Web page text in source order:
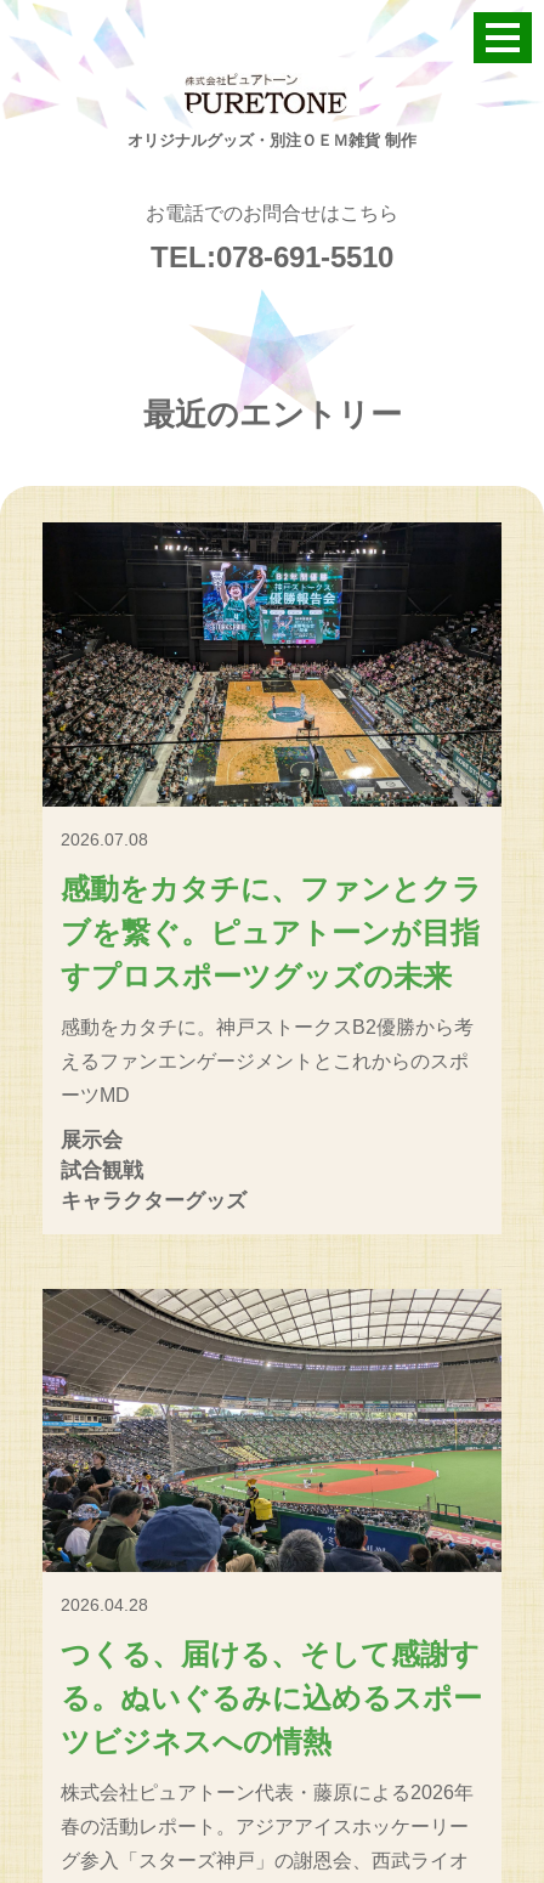
オリジナルグッズ・別注ＯＥＭ雑貨 制作
お電話でのお問合せはこちら
TEL:078-691-5510
最近のエントリー
感動をカタチに、ファンとクラ
ブを繋ぐ。ピュアトーンが目指
すプロスポーツグッズの未来
2026.07.08
感動をカタチに。神戸ストークスB2優勝から考
えるファンエンゲージメントとこれからのスポ
ーツMD
展示会
試合観戦
キャラクターグッズ
つくる、届ける、そして感謝す
る。ぬいぐるみに込めるスポー
ツビジネスへの情熱
2026.04.28
株式会社ピュアトーン代表・藤原による2026年
春の活動レポート。アジアアイスホッケーリー
グ参入「スターズ神戸」の謝恩会、西武ライオ